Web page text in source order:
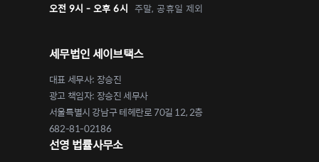
오전 9시 - 오후 6시 주말, 공휴일 제외
세무법인 세이브택스
대표 세무사: 장승진
광고 책임자: 장승진 세무사
서울특별시 강남구 테헤란로 70길 12, 2층
682-81-02186
선영 법률사무소